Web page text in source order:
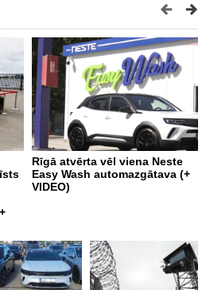
Rīgā atvērta vēl viena Neste
Easy Wash automazgātava (+
VIDEO)